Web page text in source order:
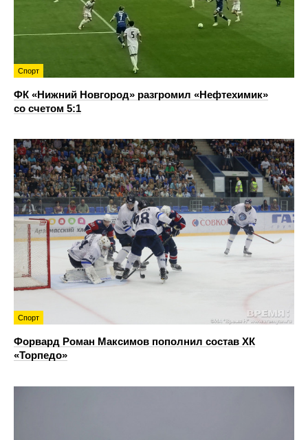
Спорт
ФК «Нижний Новгород» разгромил «Нефтехимик»
со счетом 5:1
Спорт
Форвард Роман Максимов пополнил состав ХК
«Торпедо»